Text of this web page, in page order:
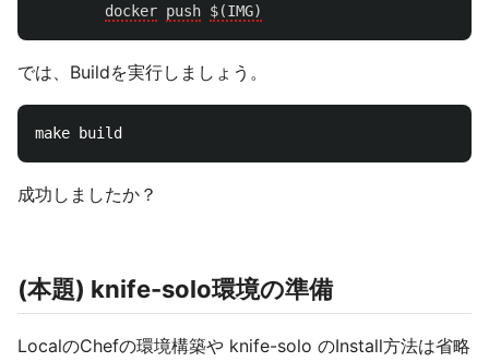
docker push $(IMG)
では、Buildを実行しましょう。
成功しましたか？
(本題) knife-solo環境の準備
LocalのChefの環境構築や knife-solo のInstall方法は省略